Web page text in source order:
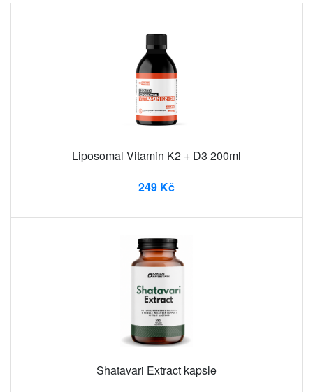
Liposomal Vitamin K2 + D3 200ml
249 Kč
Shatavari Extract kapsle